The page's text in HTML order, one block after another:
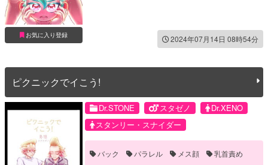
お気に入り登録 2024年07月14日 08時54分
ピクニックでイこう!
Dr.STONE スタゼノ
Dr.XENO
スタンリー・スナイダー
バック パラレル メス顔
乳首責め